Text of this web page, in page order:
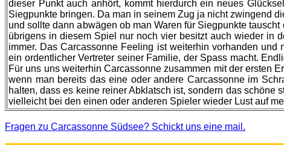
dieser Punkt auch anhört, kommt hierdurch ein neues
Siegpunkte bringen. Da man in seinem Zug ja nicht zwingend
und sollte dann abwägen ob man Waren für Siegpunkte
übrigens in diesem Spiel nur noch vier besitzt auch wieder in
immer. Das Carcassonne Feeling ist weiterhin vorhanden
ein ordentlicher Vertreter seiner Familie, der Spass macht.
Für uns uns weiterhin Carcassonne zusammen mit der ersten
wenn man bereits das eine oder andere Carcassonne im
halten, dass es keine reiner Abklatsch ist, sondern das
vielleicht bei den einen oder anderen Spieler wieder Lust auf
Fragen zu Carcassonne Südsee? Schickt uns eine mail.